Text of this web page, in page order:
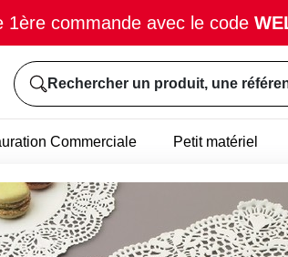
1ère commande avec le code
Rechercher un produit, une
Commerciale Petit matériel